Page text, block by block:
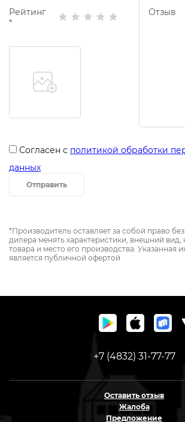
Рейтинг
*
Согласен с политикой обработки
данных
Отправить
*Производитель оставляет за собой право
дилера менять характеристики, внешний
товара и место его производства. Указанная
является публичной офертой
+7 (4832) 31-77-77
Оставить отзыв
Жалоба
Предложение